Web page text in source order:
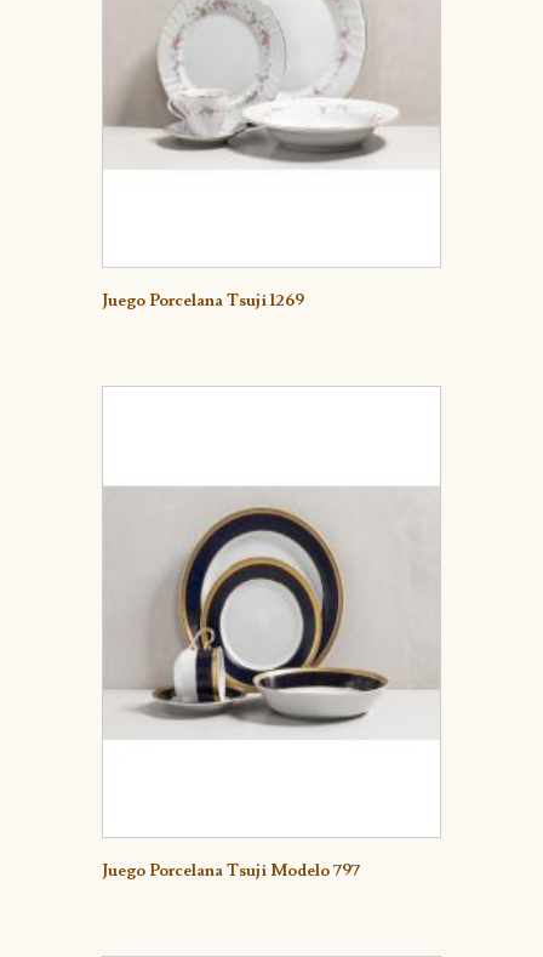
Detalle
Juego Porcelana Tsuji 1269
Detalle
Juego Porcelana Tsuji Modelo 797